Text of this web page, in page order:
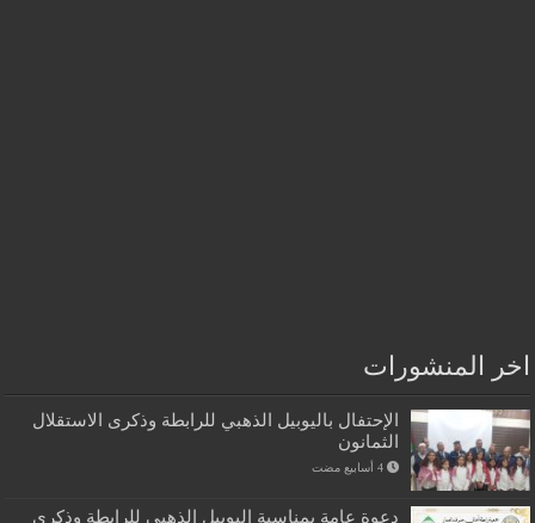
اخر المنشورات
الإحتفال باليوبيل الذهبي للرابطة وذكرى الاستقلال
الثمانون
‏4 أسابيع مضت
دعوة عامة بمناسبة اليوبيل الذهبي للرابطة وذكرى